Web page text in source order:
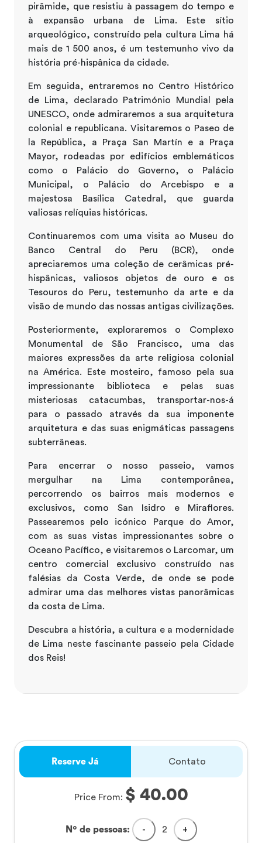
pirâmide, que resistiu à passagem do tempo e
à expansão urbana de Lima. Este sítio
arqueológico, construído pela cultura Lima há
mais de 1 500 anos, é um testemunho vivo da
história pré-hispânica da cidade.
Em seguida, entraremos no Centro Histórico
de Lima, declarado Património Mundial pela
UNESCO, onde admiraremos a sua arquitetura
colonial e republicana. Visitaremos o Paseo de
la República, a Praça San Martín e a Praça
Mayor, rodeadas por edifícios emblemáticos
como o Palácio do Governo, o Palácio
Municipal, o Palácio do Arcebispo e a
majestosa Basílica Catedral, que guarda
valiosas relíquias históricas.
Continuaremos com uma visita ao Museu do
Banco Central do Peru (BCR), onde
apreciaremos uma coleção de cerâmicas pré-
hispânicas, valiosos objetos de ouro e os
Tesouros do Peru, testemunho da arte e da
visão de mundo das nossas antigas civilizações.
Posteriormente, exploraremos o Complexo
Monumental de São Francisco, uma das
maiores expressões da arte religiosa colonial
na América. Este mosteiro, famoso pela sua
impressionante biblioteca e pelas suas
misteriosas catacumbas, transportar-nos-á
para o passado através da sua imponente
arquitetura e das suas enigmáticas passagens
subterrâneas.
Para encerrar o nosso passeio, vamos
mergulhar na Lima contemporânea,
percorrendo os bairros mais modernos e
exclusivos, como San Isidro e Miraflores.
Passearemos pelo icónico Parque do Amor,
com as suas vistas impressionantes sobre o
Oceano Pacífico, e visitaremos o Larcomar, um
centro comercial exclusivo construído nas
falésias da Costa Verde, de onde se pode
admirar uma das melhores vistas panorâmicas
da costa de Lima.
Descubra a história, a cultura e a modernidade
de Lima neste fascinante passeio pela Cidade
dos Reis!
Reserve Já Contato
Price From: $ 40.00
Nº de pessoas: - 2 +